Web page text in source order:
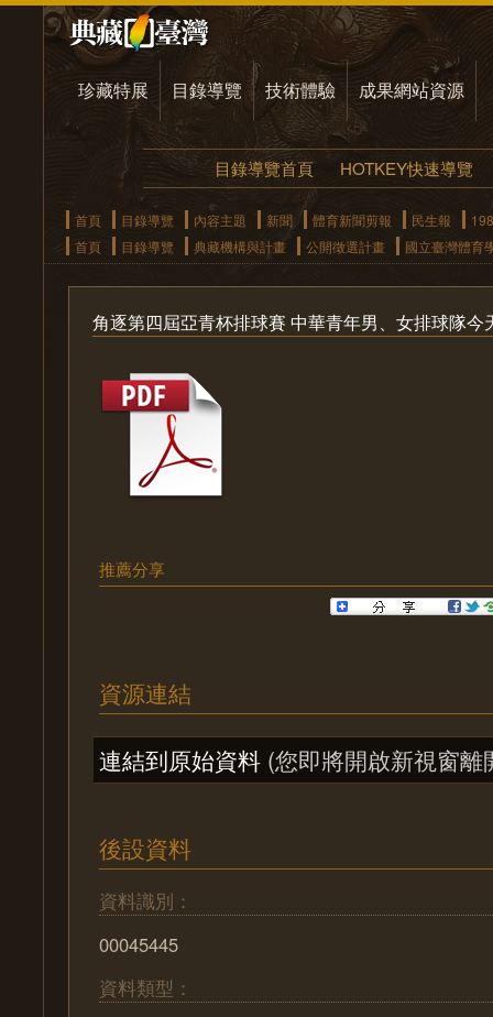
珍藏特展 目錄導覽 技術體驗 成果網站資源
目錄導覽首頁 HOTKEY快速導覽
首頁 目錄導覽 內容主題 新聞 體育新聞剪報 民生報
首頁
目錄導覽 典藏機構與計畫 公開徵選計畫 國立臺灣體育
角逐第四屆亞青杯排球賽 中華青年男、女排球隊今
推薦分享
資源連結
連結到原始資料 (您即將開啟新視窗離
後設資料
資料識別：
00045445
資料類型：